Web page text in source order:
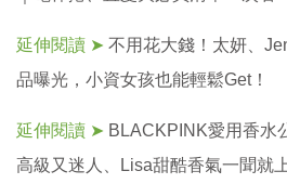
延伸閱讀 ➤ 不用花大錢！太妍、
品曝光，小資女孩也能輕鬆Get！
延伸閱讀 ➤ BLACKPINK愛用香水
高級又迷人、Lisa甜酷香氣一聞就